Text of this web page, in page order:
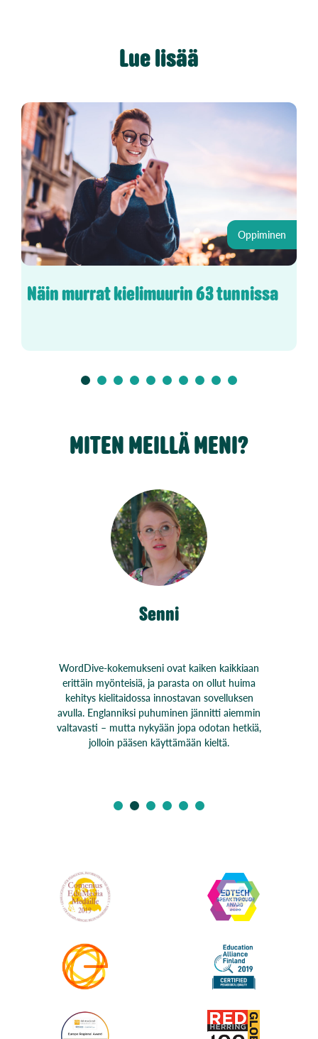
Lue lisää
Oppiminen
Näin murrat kielimuurin 63 tunnissa
MITEN MEILLÄ MENI?
Senni
WordDive-kokemukseni ovat kaiken kaikkiaan
erittäin myönteisiä, ja parasta on ollut huima
kehitys kielitaidossa innostavan sovelluksen
avulla. Englanniksi puhuminen jännitti aiemmin
valtavasti – mutta nykyään jopa odotan hetkiä,
jolloin pääsen käyttämään kieltä.